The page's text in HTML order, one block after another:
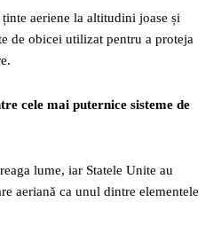
aeriene la altitudini joase și
de obicei utilizat pentru a proteja
cele mai puternice sisteme de
lume, iar Statele Unite au
aeriană ca unul dintre elementele